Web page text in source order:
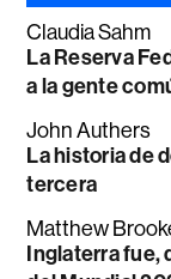
Claudia Sahm
La Reserva
a la gente
John Authers
La historia de
tercera
Matthew
Inglaterra fue,